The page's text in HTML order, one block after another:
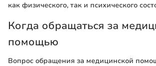
как физического, так и психического
Когда обращаться за
помощью
Вопрос обращения за медицинской